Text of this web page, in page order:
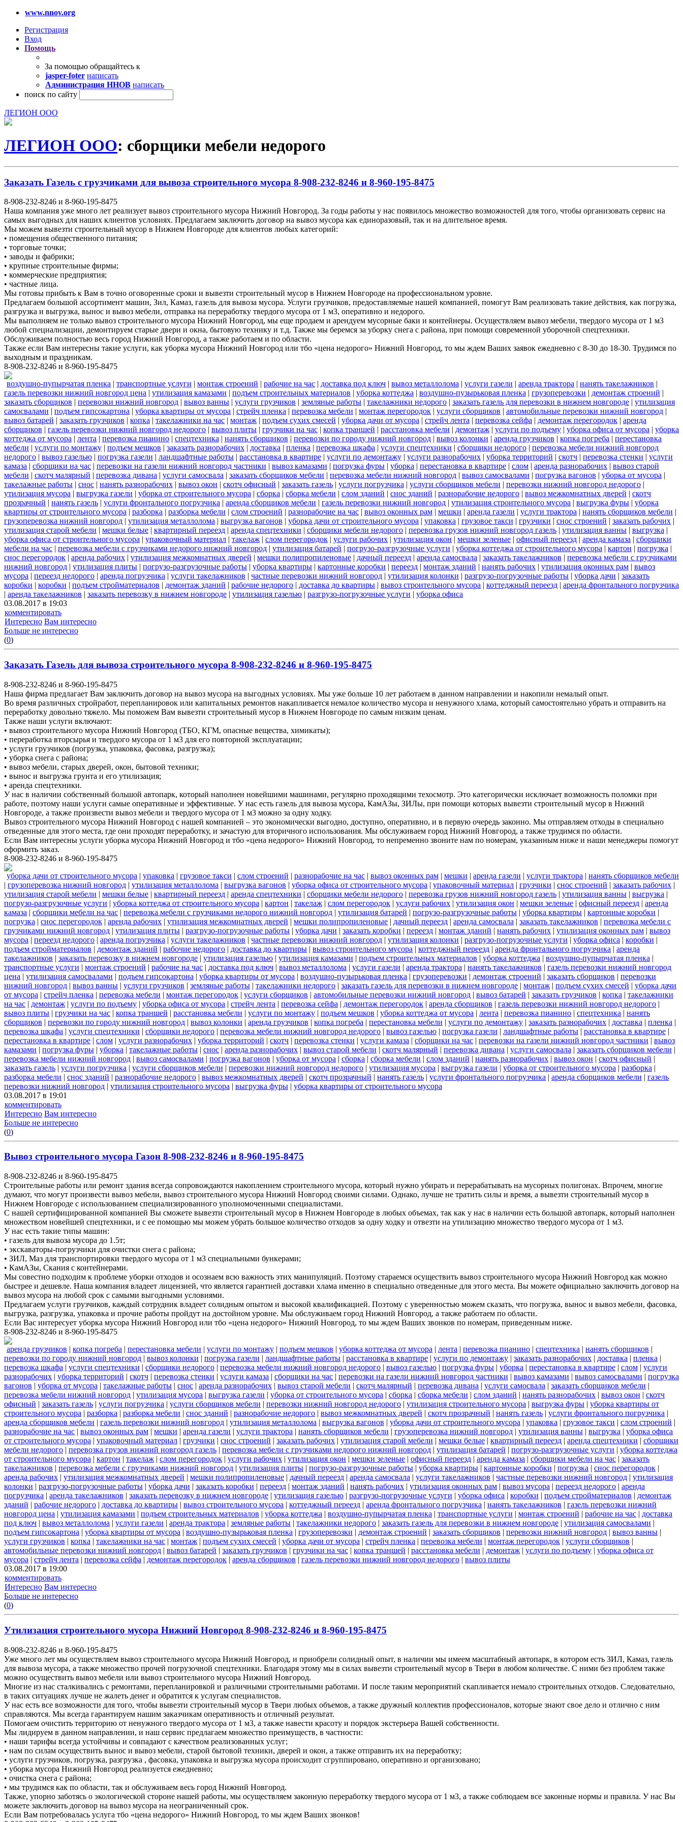
www.nnov.org
Регистрация
Вход
Помощь
За помощью обращайтесь к
jasper-foter написать
Администрация ННОВ написать
поиск по сайту
ЛЕГИОН ООО
ЛЕГИОН ООО: сборщики мебели недорого
Заказать Газель с грузчиками для вывоза строительного мусора 8-908-232-8246 и 8-960-195-8475
8-908-232-8246 и 8-960-195-8475
Наша компания уже много лет реализует вывоз строительного мусора Нижний Новгород. За годы работы у нас появилось множество возможностей для того, чтобы организовать сервис на
самых выгодных для наших клиентов условиях. Предлагаем заключить договор на вывоз мусора как единоразовый, так и на длительное время.
Мы можем вывезти строительный мусор в Нижнем Новгороде для клиентов любых категорий:
• помещения общественного питания;
• торговые точки;
• заводы и фабрики;
• крупные строительные фирмы;
• коммерческие предприятия;
• частные лица.
Мы готовы прибыть к Вам в точно оговоренные сроки и вывезти строительный мусор в Нижнем Новгороде на профессиональном уровне.
Предлагаем большой ассортимент машин, Зил, Камаз, газель для вывоза мусора. Услуги грузчиков, предоставляемые нашей компанией, помогут Вам реализовать такие действия, как погрузка,
разгрузка и выгрузка, вынос и вывоз мебели, отправка на переработку твердого мусора от 1 м3, оперативно и недорого.
Мы выполняем не только вывоз строительного мусора Нижний Новгород, мы еще продаем и арендуем мусорные баки и контейнеры. Осуществляем вывоз мебели, твердого мусора от 1 м3
любой специализации, демонтируем старые двери и окна, бытовую технику и т.д. Также мы беремся за уборку снега с района, при помощи современной уборочной спецтехники.
Обслуживаем полностью весь город Нижний Новгород, а также работаем и по области.
Также если Вам интересны такие услуги, как уборка мусора Нижний Новгород или тбо «цена недорого» Нижний Новгород, то мы ждем Ваших заявок ежедневно с 8-30 до 18-30. Трудимся по
выходным и праздникам.
8-908-232-8246 и 8-960-195-8475
воздушно-пупырчатая пленка | транспортные услуги | монтаж строений | рабочие на час | доставка под ключ | вывоз металлолома | услуги газели | аренда трактора | нанять такелажников |
газель перевозки нижний новгород цена | утилизация камазами | подъем строительных материалов | уборка коттеджа | воздушно-пузырьковая пленка | грузоперевозки | демонтаж строений |
заказать сборщиков | перевозки нижний новгород | вывоз ванны | услуги грузчиков | земляные работы | такелажники недорого | заказать газель для перевозки в нижнем новгороде | утилизация
самосвалами | подъем гипсокартона | уборка квартиры от мусора | стрейч пленка | перевозка мебели | монтаж перегородок | услуги сборщиков | автомобильные перевозки нижний новгород |
вывоз батарей | заказать грузчиков | копка | такелажники на час | монтаж | подъем сухих смесей | уборка дачи от мусора | стрейч лента | перевозка сейфа | демонтаж перегородок | аренда
сборщиков | газель перевозки нижний новгород недорого | вывоз плиты | грузчики на час | копка траншей | расстановка мебели | демонтаж | услуги по подъему | уборка офиса от мусора | уборка
коттеджа от мусора | лента | перевозка пианино | спецтехника | нанять сборщиков | перевозки по городу нижний новгород | вывоз колонки | аренда грузчиков | копка погреба | перестановка
мебели | услуги по монтажу | подъем мешков | заказать разнорабочих | доставка | пленка | перевозка шкафа | услуги спецтехники | сборщики недорого | перевозка мебели нижний новгород
недорого | вывоз газелью | погрузка газели | ландшафтные работы | расстановка в квартире | услуги по демонтажу | услуги разнорабочих | уборка территорий | скотч | перевозка стенки | услуги
камаза | сборщики на час | перевозки на газели нижний новгород частники | вывоз камазами | погрузка фуры | уборка | перестановка в квартире | слом | аренда разнорабочих | вывоз старой
мебели | скотч малярный | перевозка дивана | услуги самосвала | заказать сборщиков мебели | перевозка мебели нижний новгород | вывоз самосвалами | погрузка вагонов | уборка от мусора |
такелажные работы | снос | нанять разнорабочих | вывоз окон | скотч офисный | заказать газель | услуги погрузчика | услуги сборщиков мебели | перевозки нижний новгород недорого |
утилизация мусора | выгрузка газели | уборка от строительного мусора | сборка | сборка мебели | слом зданий | снос зданий | разнорабочие недорого | вывоз межкомнатных дверей | скотч
прозрачный | нанять газель | услуги фронтального погрузчика | аренда сборщиков мебели | газель перевозки нижний новгород | утилизация строительного мусора | выгрузка фуры | уборка
квартиры от строительного мусора | разборка | разборка мебели | слом строений | разнорабочие на час | вывоз оконных рам | мешки | аренда газели | услуги трактора | нанять сборщиков мебели |
грузоперевозка нижний новгород | утилизация металлолома | выгрузка вагонов | уборка дачи от строительного мусора | упаковка | грузовое такси | грузчики | снос строений | заказать рабочих |
утилизация старой мебели | мешки белые | квартирный переезд | аренда спецтехники | сборщики мебели недорого | перевозка грузов нижний новгород газель | утилизация ванны | выгрузка |
уборка офиса от строительного мусора | упаковочный материал | такелаж | слом перегородок | услуги рабочих | утилизация окон | мешки зеленые | офисный переезд | аренда камаза | сборщики
мебели на час | перевозка мебели с грузчиками недорого нижний новгород | утилизация батарей | погрузо-разгрузочные услуги | уборка коттеджа от строительного мусора | картон | погрузка |
снос перегородок | аренда рабочих | утилизация межкомнатных дверей | мешки полипропиленовые | дачный переезд | аренда самосвала | заказать такелажников | перевозка мебели с грузчиками
нижний новгород | утилизация плиты | погрузо-разгрузочные работы | уборка квартиры | картонные коробки | переезд | монтаж зданий | нанять рабочих | утилизация оконных рам | вывоз
мусора | переезд недорого | аренда погрузчика | услуги такелажников | частные перевозки нижний новгород | утилизация колонки | разгрузо-погрузочные работы | уборка дачи | заказать
коробки | коробки | подъем стройматериалов | демонтаж зданий | рабочие недорого | доставка до квартиры | вывоз строительного мусора | коттеджный переезд | аренда фронтального погрузчика
| аренда такелажников | заказать перевозку в нижнем новгороде | утилизация газелью | разгрузо-погрузочные услуги | уборка офиса
03.08.2017 в 19:03
комментировать
Интересно Вам интересно
Больше не интересно
(0)
Заказать Газель для вывоза строительного мусора 8-908-232-8246 и 8-960-195-8475
8-908-232-8246 и 8-960-195-8475
Наша фирма предлагает Вам заключить договор на вывоз мусора на выгодных условиях. Мы уже больше 10 лет работаем в данном направлении и накопили немалый опыт.
Во время различных стройработ, перепланировок или капитальных ремонтов накапливается немалое количество мусора и ненужного хлама, который самостоятельно убрать и отправить на
переработку довольно тяжело. Мы поможем Вам вывезти строительный мусор в Нижнем Новгороде по самым низким ценам.
Также наши услуги включают:
• вывоз строительного мусора Нижний Новгород (ТБО, КГМ, опасные вещества, химикаты);
• переработка вторсырья и твердого мусора от 1 м3 для его повторной эксплуатации;
• услуги грузчиков (погрузка, упаковка, фасовка, разгрузка);
• уборка снега с района;
• вывоз мебели, старых дверей, окон, бытовой техники;
• вынос и выгрузка грунта и его утилизация;
• аренда спецтехники.
У нас в наличии собственный большой автопарк, который наполнен новейшими машинами, регулярно проходящими техосмотр. Это категорически исключает возможность поломки при
работе, поэтому наши услуги самые оперативные и эффективные. У нас есть газель для вывоза мусора, КамАЗы, ЗИЛы, при помощи которых вывезти строительный мусор в Нижний
Новгороде, а также произвести вывоз мебели и твердого мусора от 1 м3 можно за одну ходку.
Вывоз строительного мусора Нижний Новгород с нашей компанией – это экономически выгодно, доступно, оперативно, и в первую очередь законно. Мы отправляем отходы в специально
отведенные для этого места, где они проходят переработку, и зачастую для вторичного использования. Мы обслуживаем город Нижний Новгород, а также трудимся по области.
Если Вам интересны услуги уборка мусора Нижний Новгород и тбо «цена недорого» Нижний Новгород, то непременно звоните нам по номерам, указанным ниже и наши менеджеры помогут
оформить заказ.
8-908-232-8246 и 8-960-195-8475
уборка дачи от строительного мусора | упаковка | грузовое такси | слом строений | разнорабочие на час | вывоз оконных рам | мешки | аренда газели | услуги трактора | нанять сборщиков мебели
| грузоперевозка нижний новгород | утилизация металлолома | выгрузка вагонов | уборка офиса от строительного мусора | упаковочный материал | грузчики | снос строений | заказать рабочих |
утилизация старой мебели | мешки белые | квартирный переезд | аренда спецтехники | сборщики мебели недорого | перевозка грузов нижний новгород газель | утилизация ванны | выгрузка |
погрузо-разгрузочные услуги | уборка коттеджа от строительного мусора | картон | такелаж | слом перегородок | услуги рабочих | утилизация окон | мешки зеленые | офисный переезд | аренда
камаза | сборщики мебели на час | перевозка мебели с грузчиками недорого нижний новгород | утилизация батарей | погрузо-разгрузочные работы | уборка квартиры | картонные коробки |
погрузка | снос перегородок | аренда рабочих | утилизация межкомнатных дверей | мешки полипропиленовые | дачный переезд | аренда самосвала | заказать такелажников | перевозка мебели с
грузчиками нижний новгород | утилизация плиты | разгрузо-погрузочные работы | уборка дачи | заказать коробки | переезд | монтаж зданий | нанять рабочих | утилизация оконных рам | вывоз
мусора | переезд недорого | аренда погрузчика | услуги такелажников | частные перевозки нижний новгород | утилизация колонки | разгрузо-погрузочные услуги | уборка офиса | коробки |
подъем стройматериалов | демонтаж зданий | рабочие недорого | доставка до квартиры | вывоз строительного мусора | коттеджный переезд | аренда фронтального погрузчика | аренда
такелажников | заказать перевозку в нижнем новгороде | утилизация газелью | утилизация камазами | подъем строительных материалов | уборка коттеджа | воздушно-пупырчатая пленка |
транспортные услуги | монтаж строений | рабочие на час | доставка под ключ | вывоз металлолома | услуги газели | аренда трактора | нанять такелажников | газель перевозки нижний новгород
цена | утилизация самосвалами | подъем гипсокартона | уборка квартиры от мусора | воздушно-пузырьковая пленка | грузоперевозки | демонтаж строений | заказать сборщиков | перевозки
нижний новгород | вывоз ванны | услуги грузчиков | земляные работы | такелажники недорого | заказать газель для перевозки в нижнем новгороде | монтаж | подъем сухих смесей | уборка дачи
от мусора | стрейч пленка | перевозка мебели | монтаж перегородок | услуги сборщиков | автомобильные перевозки нижний новгород | вывоз батарей | заказать грузчиков | копка | такелажники
на час | демонтаж | услуги по подъему | уборка офиса от мусора | стрейч лента | перевозка сейфа | демонтаж перегородок | аренда сборщиков | газель перевозки нижний новгород недорого |
вывоз плиты | грузчики на час | копка траншей | расстановка мебели | услуги по монтажу | подъем мешков | уборка коттеджа от мусора | лента | перевозка пианино | спецтехника | нанять
сборщиков | перевозки по городу нижний новгород | вывоз колонки | аренда грузчиков | копка погреба | перестановка мебели | услуги по демонтажу | заказать разнорабочих | доставка | пленка |
перевозка шкафа | услуги спецтехники | сборщики недорого | перевозка мебели нижний новгород недорого | вывоз газелью | погрузка газели | ландшафтные работы | расстановка в квартире |
перестановка в квартире | слом | услуги разнорабочих | уборка территорий | скотч | перевозка стенки | услуги камаза | сборщики на час | перевозки на газели нижний новгород частники | вывоз
камазами | погрузка фуры | уборка | такелажные работы | снос | аренда разнорабочих | вывоз старой мебели | скотч малярный | перевозка дивана | услуги самосвала | заказать сборщиков мебели |
перевозка мебели нижний новгород | вывоз самосвалами | погрузка вагонов | уборка от мусора | сборка | сборка мебели | слом зданий | нанять разнорабочих | вывоз окон | скотч офисный |
заказать газель | услуги погрузчика | услуги сборщиков мебели | перевозки нижний новгород недорого | утилизация мусора | выгрузка газели | уборка от строительного мусора | разборка |
разборка мебели | снос зданий | разнорабочие недорого | вывоз межкомнатных дверей | скотч прозрачный | нанять газель | услуги фронтального погрузчика | аренда сборщиков мебели | газель
перевозки нижний новгород | утилизация строительного мусора | выгрузка фуры | уборка квартиры от строительного мусора
03.08.2017 в 19:01
комментировать
Интересно Вам интересно
Больше не интересно
(0)
Вывоз строительного мусора Газон 8-908-232-8246 и 8-960-195-8475
8-908-232-8246 и 8-960-195-8475
Строительные работы или ремонт здания всегда сопровождаются накоплением строительного мусора, который нужно убирать и перерабатывать на мусорных полигонах. Впрочем, многие
думают, что могут произвести вывоз мебели, вывоз строительного мусора Нижний Новгород своими силами. Однако, лучше не тратить силы и время, а вывезти строительный мусор в
Нижнем Новгороде с использованием специализированного уполномоченными специалистами.
С нашей сертифицированной компанией Вы сможете вывезти строительный мусор в Нижнем Новгороде в любых объемах, так как у нас в наличии есть большой автопарк, который наполнен
множеством новейшей спецтехники, и с ее помощью мы можем убрать большое количество отходов за одну ходку и отвезти на утилизацию множество твердого мусора от 1 м3.
У нас есть такие типы машин:
• газель для вывоза мусора до 1.5т;
• экскаваторы-погрузчики для очистки снега с района;
• ЗИЛ, Маз для транспортировки твердого мусора от 1 м3 специальными бункерами;
• КамАЗы, Скания с контейнерами.
Мы совестно подходим к проблеме уборки отходов и осознаем всю важность этих манипуляций. Поэтому стараемся осуществить вывоз строительного мусора Нижний Новгород как можно
быстрее и дешевле. Наша компания владеет лицензией, что является гарантией доставки хлама именно в специально отведенные для этого места. Вы можете официально заключить договор на
вывоз мусора на любой срок с самыми выгодными условиями.
Предлагаем услуги грузчиков, каждый сотрудник владеет солидным опытом и высокой квалификацией. Поэтому с уверенностью можем сказать, что погрузка, вынос и вывоз мебели, фасовка,
выгрузка, разгрузка, упаковка и прочие работы пройдут на достойном уровне. Мы обслуживаем город Нижний Новгород, а также работаем по области.
Если Вас интересует уборка мусора Нижний Новгород или тбо «цена недорого» Нижний Новгород, то мы ждем Ваших звонков по номерам, приведенным ниже.
8-908-232-8246 и 8-960-195-8475
аренда грузчиков | копка погреба | перестановка мебели | услуги по монтажу | подъем мешков | уборка коттеджа от мусора | лента | перевозка пианино | спецтехника | нанять сборщиков |
перевозки по городу нижний новгород | вывоз колонки | погрузка газели | ландшафтные работы | расстановка в квартире | услуги по демонтажу | заказать разнорабочих | доставка | пленка |
перевозка шкафа | услуги спецтехники | сборщики недорого | перевозка мебели нижний новгород недорого | вывоз газелью | погрузка фуры | уборка | перестановка в квартире | слом | услуги
разнорабочих | уборка территорий | скотч | перевозка стенки | услуги камаза | сборщики на час | перевозки на газели нижний новгород частники | вывоз камазами | вывоз самосвалами | погрузка
вагонов | уборка от мусора | такелажные работы | снос | аренда разнорабочих | вывоз старой мебели | скотч малярный | перевозка дивана | услуги самосвала | заказать сборщиков мебели |
перевозка мебели нижний новгород | утилизация мусора | выгрузка газели | уборка от строительного мусора | сборка | сборка мебели | слом зданий | нанять разнорабочих | вывоз окон | скотч
офисный | заказать газель | услуги погрузчика | услуги сборщиков мебели | перевозки нижний новгород недорого | утилизация строительного мусора | выгрузка фуры | уборка квартиры от
строительного мусора | разборка | разборка мебели | снос зданий | разнорабочие недорого | вывоз межкомнатных дверей | скотч прозрачный | нанять газель | услуги фронтального погрузчика |
аренда сборщиков мебели | газель перевозки нижний новгород | утилизация металлолома | выгрузка вагонов | уборка дачи от строительного мусора | упаковка | грузовое такси | слом строений |
разнорабочие на час | вывоз оконных рам | мешки | аренда газели | услуги трактора | нанять сборщиков мебели | грузоперевозка нижний новгород | утилизация ванны | выгрузка | уборка офиса
от строительного мусора | упаковочный материал | грузчики | снос строений | заказать рабочих | утилизация старой мебели | мешки белые | квартирный переезд | аренда спецтехники | сборщики
мебели недорого | перевозка грузов нижний новгород газель | перевозка мебели с грузчиками недорого нижний новгород | утилизация батарей | погрузо-разгрузочные услуги | уборка коттеджа
от строительного мусора | картон | такелаж | слом перегородок | услуги рабочих | утилизация окон | мешки зеленые | офисный переезд | аренда камаза | сборщики мебели на час | заказать
такелажников | перевозка мебели с грузчиками нижний новгород | утилизация плиты | погрузо-разгрузочные работы | уборка квартиры | картонные коробки | погрузка | снос перегородок |
аренда рабочих | утилизация межкомнатных дверей | мешки полипропиленовые | дачный переезд | аренда самосвала | услуги такелажников | частные перевозки нижний новгород | утилизация
колонки | разгрузо-погрузочные работы | уборка дачи | заказать коробки | переезд | монтаж зданий | нанять рабочих | утилизация оконных рам | вывоз мусора | переезд недорого | аренда
погрузчика | аренда такелажников | заказать перевозку в нижнем новгороде | утилизация газелью | разгрузо-погрузочные услуги | уборка офиса | коробки | подъем стройматериалов | демонтаж
зданий | рабочие недорого | доставка до квартиры | вывоз строительного мусора | коттеджный переезд | аренда фронтального погрузчика | нанять такелажников | газель перевозки нижний
новгород цена | утилизация камазами | подъем строительных материалов | уборка коттеджа | воздушно-пупырчатая пленка | транспортные услуги | монтаж строений | рабочие на час | доставка
под ключ | вывоз металлолома | услуги газели | аренда трактора | земляные работы | такелажники недорого | заказать газель для перевозки в нижнем новгороде | утилизация самосвалами |
подъем гипсокартона | уборка квартиры от мусора | воздушно-пузырьковая пленка | грузоперевозки | демонтаж строений | заказать сборщиков | перевозки нижний новгород | вывоз ванны |
услуги грузчиков | копка | такелажники на час | монтаж | подъем сухих смесей | уборка дачи от мусора | стрейч пленка | перевозка мебели | монтаж перегородок | услуги сборщиков |
автомобильные перевозки нижний новгород | вывоз батарей | заказать грузчиков | грузчики на час | копка траншей | расстановка мебели | демонтаж | услуги по подъему | уборка офиса от
мусора | стрейч лента | перевозка сейфа | демонтаж перегородок | аренда сборщиков | газель перевозки нижний новгород недорого | вывоз плиты
03.08.2017 в 19:00
комментировать
Интересно Вам интересно
Больше не интересно
(0)
Утилизация строительного мусора Нижний Новгород 8-908-232-8246 и 8-960-195-8475
8-908-232-8246 и 8-960-195-8475
Уже много лет мы осуществляем вывоз строительного мусора Нижний Новгород, и приобрели солидный опыт, в наличии мы имеем масштабный автопарк, в котором есть ЗИЛ, Камаз, газель
для вывоза мусора, а также множество прочей погрузочной спецтехники. Благодаря этому мы в силах вывезти строительный мусор в Твери в любом количестве. С ними без проблем также
можно осуществить вывоз мебели или вывоз строительного мусора Нижний Новгород.
Многие из нас сталкивались с ремонтами, перепланировкой и различными строительными работами. И после таким мероприятий скапливается немало строительных отходов. Следовательно,
в таких ситуациях лучше не жалеть денег и обратится к услугам специалистов.
У нас есть все возможности для того, чтобы вывезти строительный мусор в Твери любых объемов, а также дружный коллектив профессионалов, которые знают свое дело и отлично с ним
справляются. Мы всегда гарантируем нашим заказчикам оперативность и отличный результат.
Помогаем очистить территорию от ненужного твердого мусора от 1 м3, а также навести красоту и порядок экстерьера Вашей собственности.
Мы лидируем в данном направлении, и наш сервис предлагаем множество преимуществ, в частности:
• наши тарифы всегда устойчивы и совпадают с качеством реализованных услуг;
• нам по силам осуществить вынос и вывоз мебели, старой бытовой техники, дверей и окон, а также отправить их на переработку;
• услуги грузчиков, погрузка, разгрузка , фасовка, упаковка и выгрузка мусора происходит сгруппировано, оперативно и организовано;
• уборка мусора Нижний Новгород реализуется ежедневно;
• очистка снега с района;
• мы трудимся как по области, так и обслуживаем весь город Нижний Новгород.
Также, упорно заботясь о экологической стороне нашей работы, мы осуществляем законную переработку твердого мусора от 1 м3, а также соблюдаем все законные нормы и правила. У нас Вы
можете заключить договор на вывоз мусора на неограниченный срок.
Если Вам потребовалась услуга тбо «цена недорого» Нижний Новгород, то мы ждем Ваших звонков!